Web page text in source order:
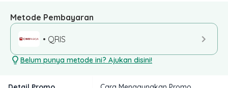
Metode Pembayaran
• QRIS
Belum punya metode ini? Ajukan disini!